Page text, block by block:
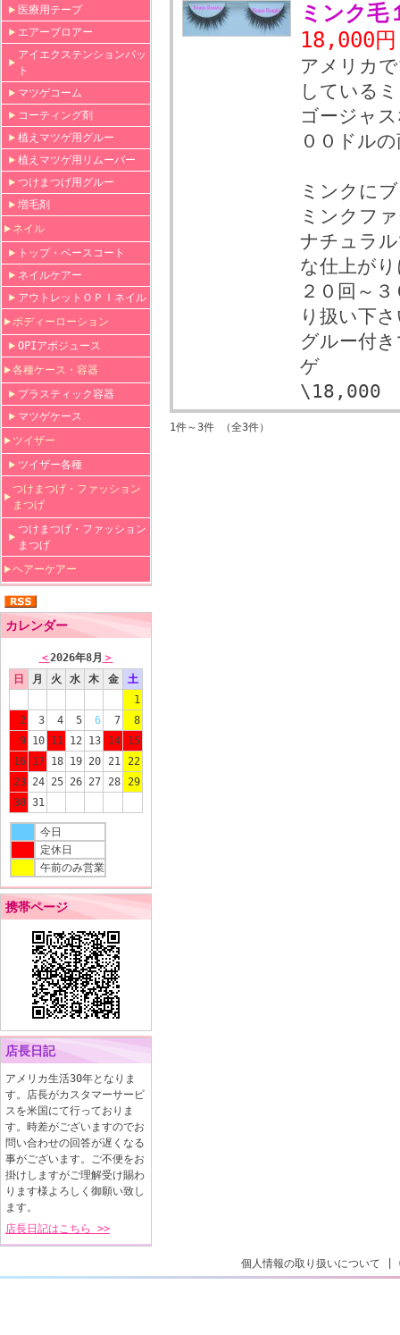
医療用テープ
エアーブロアー
アイエクステンションパッ
ト
マツゲコーム
コーティング剤
植えマツゲ用グルー
植えマツゲ用リムーバー
つけまつげ用グルー
増毛剤
ネイル
トップ・ベースコート
ネイルケアー
アウトレットＯＰＩネイル
ボディーローション
OPIアボジュース
各種ケース・容器
プラスティック容器
マツゲケース
ツイザー
ツイザー各種
つけまつげ・ファッション
まつげ
つけまつげ・ファッション
まつげ
ヘアーケアー
カレンダー
＜2026年8月 ＞
日
月 火 水 木 金
土
1
2
3 4 5 6 7
8
9 10 11 12 13 14
15
16 17 18 19 20 21
22
23 24 25 26 27 28
29
30 31
今日
定休日
午前のみ営業
携帯ページ
店長日記
アメリカ生活30年となりま
す。店長がカスタマーサービ
スを米国にて行っておりま
す。時差がございますのでお
問い合わせの回答が遅くなる
事がございます。ご不便をお
掛けしますがご理解受け賜わ
ります様よろしく御願い致し
ます。
店長日記はこちら >>
ミンク毛
18,000
アメリカ
している
ゴージャ
００ドル
ミンクに
ミンクフ
ナチュラ
な仕上が
２０回～
り扱い下
グルー付
ゲ
\18,000
1件～3件 （全3件）
個人情報の取り扱いについて